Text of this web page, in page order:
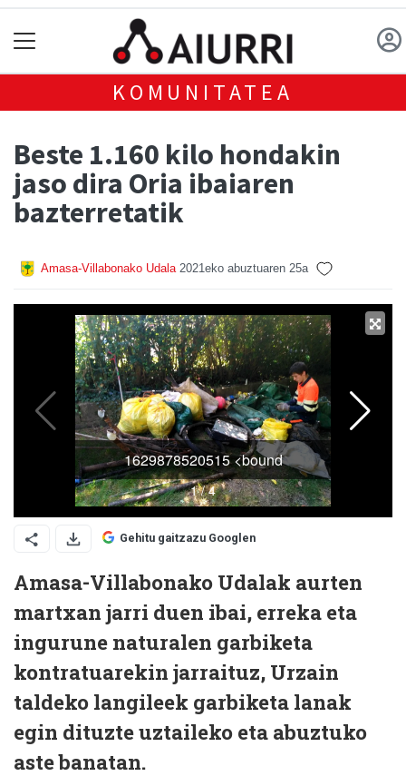
KOMUNITATEA
Beste 1.160 kilo hondakin
jaso dira Oria ibaiaren
bazterretatik
Amasa-Villabonako Udala 2021eko abuztuaren 25a
Gehitu gaitzazu Googlen
Amasa-Villabonako Udalak aurten
martxan jarri duen ibai, erreka eta
ingurune naturalen garbiketa
kontratuarekin jarraituz, Urzain
taldeko langileek garbiketa lanak
egin dituzte uztaileko eta abuztuko
aste banatan.